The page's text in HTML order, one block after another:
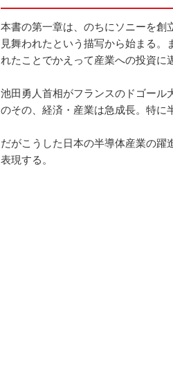
本書の第一章は、のちにソニーを創
見舞われたという描写から始まる
れたことでかえって産業への投資に
池田勇人首相がフランスのドゴール
のその、経済・産業は急成長。特に
だがこうした日本の半導体産業の躍
表現する。